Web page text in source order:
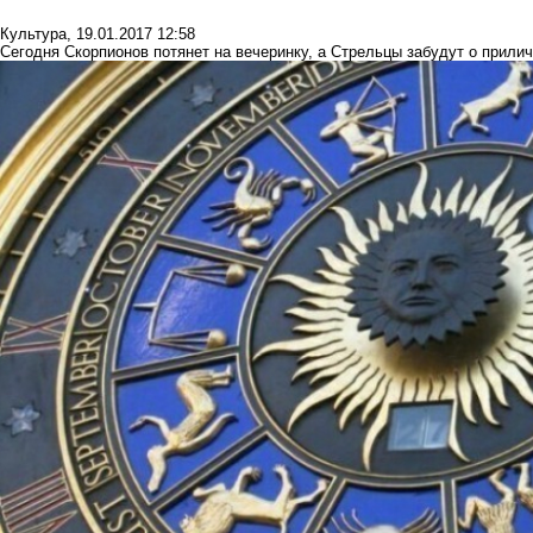
Культура, 19.01.2017 12:58
Сегодня Скорпионов потянет на вечеринку, а Стрельцы забудут о